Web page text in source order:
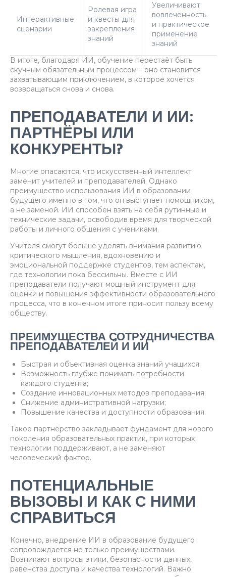
Интерактивные
сценарии
Ролевая игра
и квесты для
закрепления
знаний
Увеличивают
вовлеченность
и практическое
применение
знаний
В итоге, благодаря ИИ, обучение перестаёт быть
скучным обязательным процессом – оно становится
захватывающим приключением, в которое хочется
возвращаться снова и снова.
ПРЕПОДАВАТЕЛИ И ИИ:
ПАРТНЁРЫ ИЛИ
КОНКУРЕНТЫ?
Многие опасаются, что искусственный интеллект
заменит учителей и преподавателей. Однако
преимущество использования ИИ в образовании
будущего именно в том, что он выступает помощником,
а не заменой. ИИ способен взять на себя рутинные и
технические задачи, освободив время для творческой
работы и личного общения с учениками.
Учителя смогут больше уделять внимания развитию
критического мышления, вдохновению и
эмоциональной поддержке студентов, тем аспектам,
где технологии пока бессильны. Вместе с ИИ
преподаватели получают мощный инструмент для
оценки и повышения эффективности образовательного
процесса, что в конечном итоге приносит пользу всему
обществу.
ПРЕИМУЩЕСТВА СОТРУДНИЧЕСТВА
ПРЕПОДАВАТЕЛЕЙ И ИИ
Быстрая и объективная оценка знаний учащихся;
Возможность глубже понимать потребности
каждого студента;
Создание инновационных методов преподавания;
Снижение административной нагрузки;
Повышение качества и доступности образования.
Такое партнёрство закладывает фундамент для нового
поколения образовательных практик, при которых
технологии поддерживают, а не заменяют
человеческий фактор.
ПОТЕНЦИАЛЬНЫЕ
ВЫЗОВЫ И КАК С НИМИ
СПРАВИТЬСЯ
Конечно, внедрение ИИ в образование будущего
сопровождается не только преимуществами.
Возникают вопросы этики, безопасности данных,
равенства доступа и качества технологий. Важно